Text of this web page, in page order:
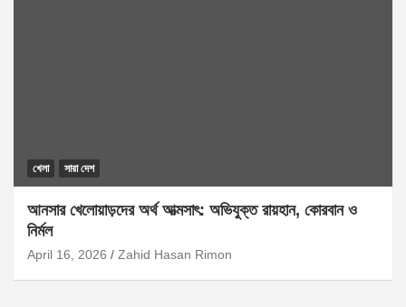
খেলা সারা দেশ
আনসার খেলোয়াড়দের অর্থ আত্মসাৎ: অভিযুক্ত রায়হান, কোরবান ও
নির্মল
April 16, 2026 Zahid Hasan Rimon